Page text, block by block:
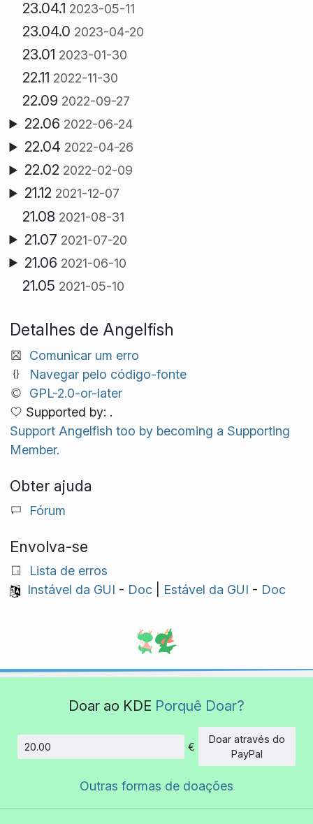
23.04.1 2023-05-11
23.04.0 2023-04-20
23.01 2023-01-30
22.11 2022-11-30
22.09 2022-09-27
22.06 2022-06-24
22.04 2022-04-26
22.02 2022-02-09
21.12 2021-12-07
21.08 2021-08-31
21.07 2021-07-20
21.06 2021-06-10
21.05 2021-05-10
Detalhes de Angelfish
Comunicar um erro
Navegar pelo código-fonte
GPL-2.0-or-later
Supported by: .
Support Angelfish too by becoming a Supporting
Member.
Obter ajuda
Fórum
Envolva-se
Lista de erros
Instável da GUI - Doc| Estável da GUI - Doc
Doar ao KDE Porquê Doar?
Montante
€
Doar através do
PayPal
Outras formas de doações